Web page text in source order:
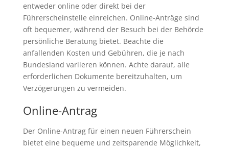
entweder online oder direkt bei der
Führerscheinstelle einreichen. Online-Anträge sind
oft bequemer, während der Besuch bei der Behörde
persönliche Beratung bietet. Beachte die
anfallenden Kosten und Gebühren, die je nach
Bundesland variieren können. Achte darauf, alle
erforderlichen Dokumente bereitzuhalten, um
Verzögerungen zu vermeiden.
Online-Antrag
Der Online-Antrag für einen neuen Führerschein
bietet eine bequeme und zeitsparende Möglichkeit,